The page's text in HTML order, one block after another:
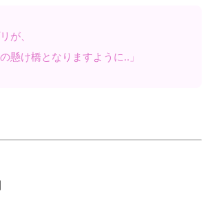
が、
懸け橋となりますように‥」